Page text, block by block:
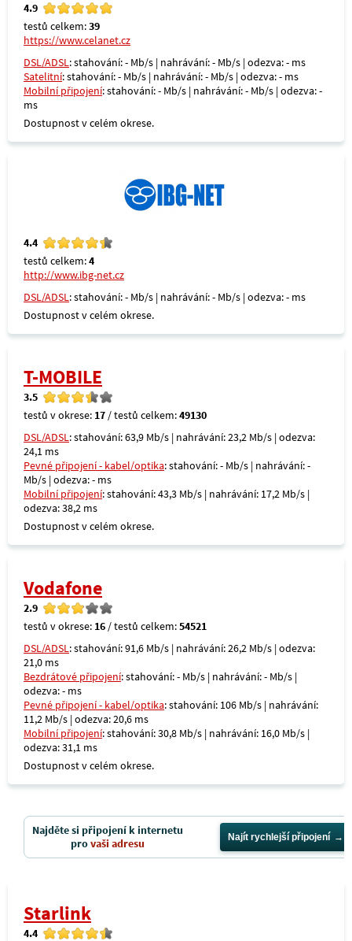
4.9
testů celkem:39
https://www.celanet.cz
DSL/ADSL: stahování: - Mb/s | nahrávání: - Mb/s | odezva: - ms
Satelitní: stahování: - Mb/s | nahrávání: - Mb/s | odezva: - ms
Mobilní připojení: stahování: - Mb/s | nahrávání: - Mb/s | odezva: -
ms
Dostupnost v celém okrese.
4.4
testů celkem:4
http://www.ibg-net.cz
DSL/ADSL: stahování: - Mb/s | nahrávání: - Mb/s | odezva: - ms
Dostupnost v celém okrese.
T-MOBILE
3.5
testů v okrese: 17 / testů celkem:49130
DSL/ADSL: stahování: 63,9 Mb/s | nahrávání: 23,2 Mb/s | odezva:
24,1 ms
Pevné připojení - kabel/optika: stahování: - Mb/s | nahrávání: -
Mb/s | odezva: - ms
Mobilní připojení: stahování: 43,3 Mb/s | nahrávání: 17,2 Mb/s |
odezva: 38,2 ms
Dostupnost v celém okrese.
Vodafone
2.9
testů v okrese: 16 / testů celkem:54521
DSL/ADSL: stahování: 91,6 Mb/s | nahrávání: 26,2 Mb/s | odezva:
21,0 ms
Bezdrátové připojení: stahování: - Mb/s | nahrávání: - Mb/s |
odezva: - ms
Pevné připojení - kabel/optika: stahování: 106 Mb/s | nahrávání:
11,2 Mb/s | odezva: 20,6 ms
Mobilní připojení: stahování: 30,8 Mb/s | nahrávání: 16,0 Mb/s |
odezva: 31,1 ms
Dostupnost v celém okrese.
Najděte si připojení k internetu
provaši adresu Najít rychlejší připojení
Starlink
4.4